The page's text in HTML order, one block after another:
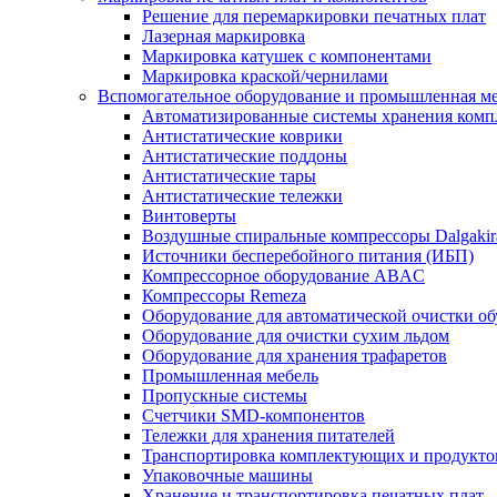
Решение для перемаркировки печатных плат
Лазерная маркировка
Маркировка катушек с компонентами
Маркировка краской/чернилами
Вспомогательное оборудование и промышленная
Автоматизированные системы хранения
Антистатические коврики
Антистатические поддоны
Антистатические тары
Антистатические тележки
Винтоверты
Воздушные спиральные компрессоры
Источники бесперебойного питания (ИБП)
Компрессорное оборудование ABAC
Компрессоры Remeza
Оборудование для автоматической очистки
Оборудование для очистки сухим льдом
Оборудование для хранения трафаретов
Промышленная мебель
Пропускные системы
Счетчики SMD-компонентов
Тележки для xранения питателей
Транспортировка комплектующих и
Упаковочные машины